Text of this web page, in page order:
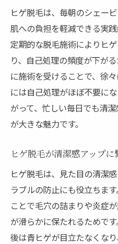
松阪市で医療脱毛
メンズ脱毛のコス
医療脱毛とエステ
松阪市で脱毛を選ぶ際
脱毛料金の相場と
メンズ脱毛で重視
ヒゲ脱毛の施術回
カウンセリングで
清潔感を求める男性に
脱毛で清潔感と印
ヒゲ脱毛で得られ
ヒゲ脱毛は、毎朝のシェー
肌への負担を軽減できる実
定期的な脱毛施術によりヒ
り、自己処理の頻度が下が
に施術を受けることで、徐
には自己処理がほぼ不要に
がって、忙しい毎日でも清
が大きな魅力です。
ヒゲ脱毛が清潔感アップ
ヒゲ脱毛は、見た目の清潔
ラブルの防止にも役立ちま
ことで毛穴の詰まりや炎症
が滑らかに保たれるためで
後は青ヒゲが目立たなくな